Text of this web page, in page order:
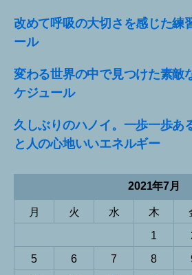
改めて呼吸の大切さを感じた練
ール
変わる世界の中で見つけた素敵
ケジュール
久しぶりのハノイ。一歩一歩あ
と人の心地いいエネルギー
2021年7月
月 火 水 木
1
5
6 7 8